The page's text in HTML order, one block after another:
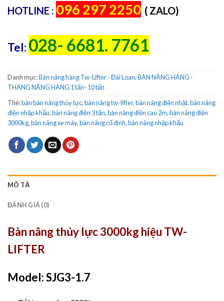
HOTLINE : 096 297 2250 ( ZALO)
Tel: 028- 6681. 7761
Danh mục:Bàn nâng hàng Tw-Lifter - Đài Loan,BÀN NÂNG HÀNG -
THANG NÂNG HÀNG 1 tấn- 10 tấn
Thẻ:bán bàn nâng thủy lực,bàn nâng tw-lifter,bàn nâng điện nhật,bàn nâng
điện nhập khẩu,bàn nâng điện 3 tấn,bàn nâng điện cao 2m,bàn nâng điện
3000kg,bàn nâng xe máy,bàn nâng cố định,bàn nâng nhập khẩu
MÔ TẢ
ĐÁNH GIÁ (0)
Bàn nâng thủy lực 3000kg hiệu TW-
LIFTER
Model: SJG3-1.7